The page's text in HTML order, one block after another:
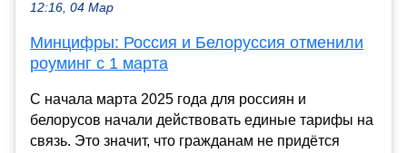
12:16, 04 Мар
Минцифры: Россия и Белоруссия отменили
роуминг с 1 марта
С начала марта 2025 года для россиян и
белорусов начали действовать единые тарифы на
связь. Это значит, что гражданам не придётся